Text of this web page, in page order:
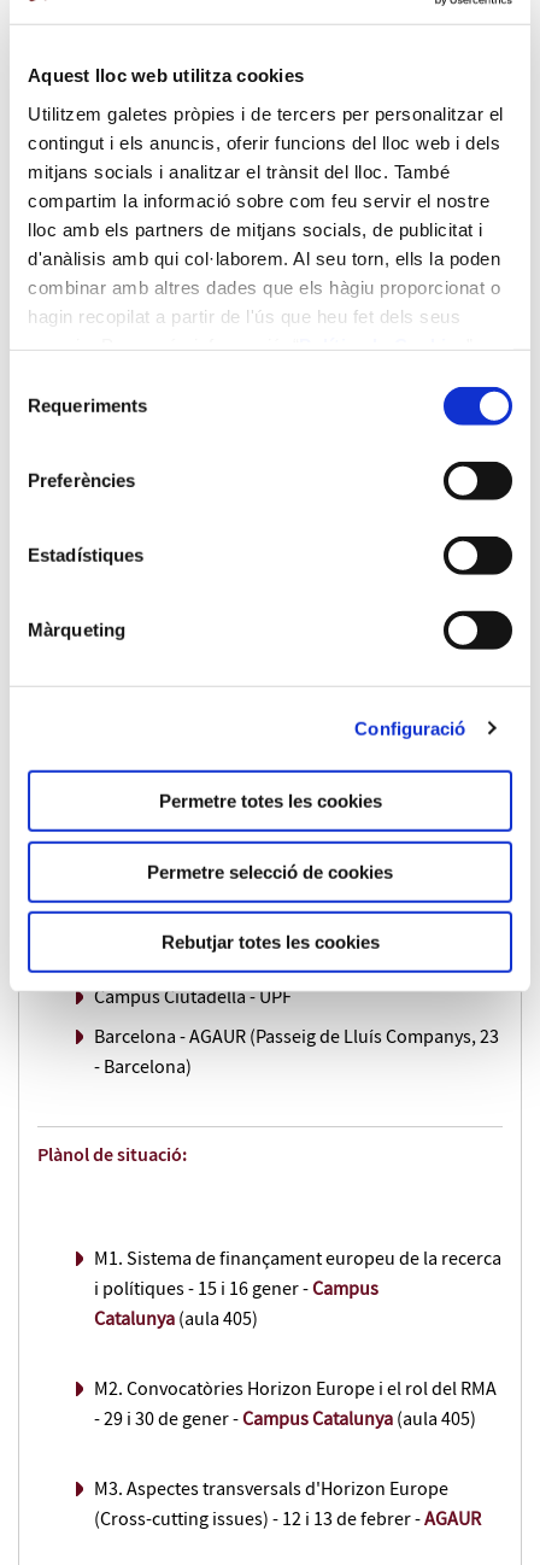
Aquest lloc web utilitza cookies
Utilitzem galetes pròpies i de tercers per personalitzar el
contingut i els anuncis, oferir funcions del lloc web i dels
mitjans socials i analitzar el trànsit del lloc. També
compartim la informació sobre com feu servir el nostre
lloc amb els partners de mitjans socials, de publicitat i
d'anàlisis amb qui col·laborem. Al seu torn, ells la poden
combinar amb altres dades que els hàgiu proporcionat o
hagin recopilat a partir de l'ús que heu fet dels seus
Requeriments
Preferències
Estadístiques
Màrqueting
Configuració
Permetre totes les cookies
Permetre selecció de cookies
Rebutjar totes les cookies
Isabel Parreu Alberich
Federica Righi
Anabel Sánchez Plaza
Lorena Tomás Laudo
Durada:
6 ECTS (55 h)
Impartició:
presencial
Idiomes en que s'imparteix:
Anglès, Castellà, Català
Horari:
12, 13, 26 i 27 de febrer i 12 i 13 de març Dijous: de 9:30 a
Entre Tarragona i Barcelona:
Tarragona).
Campus Ciutadella - UPF
Barcelona - AGAUR (Passeig de Lluís Companys, 23
- Barcelona)
Plànol de situació:
M1. Sistema de finançament europeu de la recerca
i polítiques - 15 i 16 gener -Campus
Catalunya(aula 405)
M2. Convocatòries Horizon Europe i el rol del RMA
- 29 i 30 de gener -Campus Catalunya(aula 405)
M3. Aspectes transversals d'Horizon Europe
(Cross-cutting issues) - 12 i 13 de febrer -AGAUR